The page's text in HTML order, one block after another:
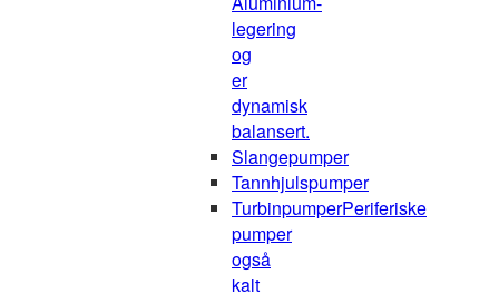
legering
og
er
dynamisk
balansert.
Slangepumper
Tannhjulspumper
TurbinpumperPeriferiske
pumper
også
kalt